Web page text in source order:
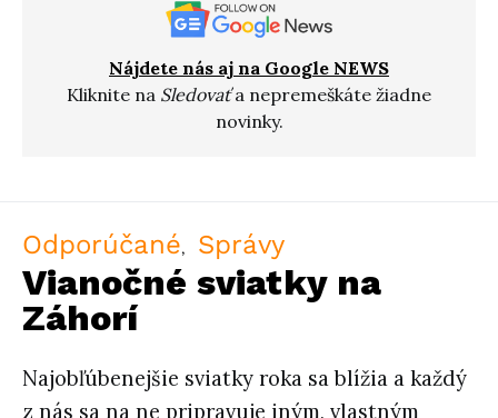
Nájdete nás aj na Google NEWS
Kliknite na Sledovaťa nepremeškáte žiadne
novinky.
Odporúčané Správy
Vianočné sviatky na
Záhorí
Najobľúbenejšie sviatky roka sa blížia a každý
z nás sa na ne pripravuje iným, vlastným